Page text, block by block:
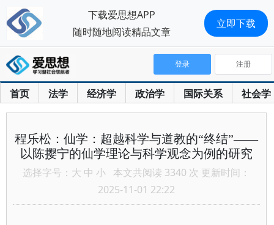
首页 法学 经济学 政治学 国际关系 社会学
登录 注册
程乐松：仙学：超越科学与道教的“终结”——
以陈撄宁的仙学理论与科学观念为例的研究
选择字号： 大 中 小 本文共阅读 3340 次 更新时间：
2025-11-01 22:22
下载爱思想APP
随时随地阅读精品文章
立即下载